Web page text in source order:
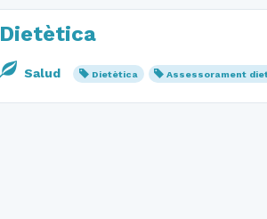
Dietètica
Salud Dietètica Assessorament